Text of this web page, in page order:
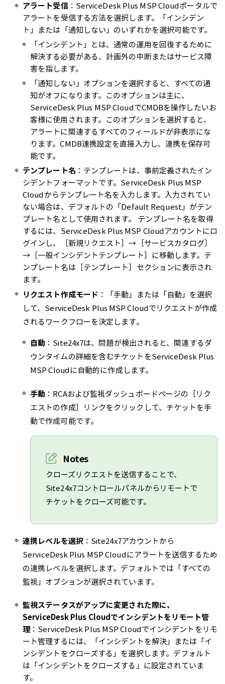
アラート受信：ServiceDesk Plus MSP Cloudポータルで
アラートを受信する方法を選択します。「インシデン
ト」または「通知しない」のいずれかを選択可能です。
「インシデント」とは、通常の運用を回復するために
解決する必要がある、計画外の中断またはサービス障
害を指します。
「通知しない」オプションを選択すると、すべての通
知がオフになります。このオプションは主に、
ServiceDesk Plus MSP CloudでCMDBを操作したいお
客様に使用されます。このオプションを選択すると、
アラートに関連するすべてのフィールドが非表示にな
ります。CMDB連携設定を直接入力し、連携を保存可
能です。
テンプレート名 ：テンプレートは、事前定義されたイン
シデントフォーマットです。ServiceDesk Plus MSP
Cloudからテンプレート名を入力します。入力されてい
ない場合は、デフォルトの「Default Request」がテン
プレート名として使用されます。 テンプレート名を取得
するには、ServiceDesk Plus MSP Cloudアカウントにロ
グインし、［新規リクエスト］→［サービスカタログ］
→［一般インシデントテンプレート］に移動します。テ
ンプレート名は［テンプレート］セクションに表示され
ます。
リクエスト作成モード ：「手動」または「自動」を選択
して、ServiceDesk Plus MSP Cloudでリクエストが作成
されるワークフローを決定します。
自動 ：Site24x7は、問題が検出されると、関連するダ
ウンタイムの詳細を含むチケットをServiceDesk Plus
MSP Cloudに自動的に作成します。
手動 ：RCAおよび監視ダッシュボードページの［リク
エストの作成］リンクをクリックして、チケットを手
動で作成可能です。
Notes
クローズリクエストを送信することで、
Site24x7コントロールパネルからリモートで
チケットをクローズ可能です。
連携レベルを選択：Site24x7アカウントから
ServiceDesk Plus MSP Cloudにアラートを送信するため
の連携レベルを選択します。デフォルトでは「すべての
監視」オプションが選択されています。
監視ステータスがアップに変更された際に、
ServiceDesk Plus Cloudでインシデントをリモート管
理：ServiceDesk Plus MSP Cloudでインシデントをリモ
ート管理するには、「インシデントを解決」または「イ
ンシデントをクローズする」を選択します。デフォルト
は「インシデントをクローズする」に設定されていま
す。